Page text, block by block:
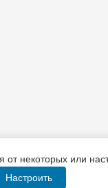
некоторых или
Настроить